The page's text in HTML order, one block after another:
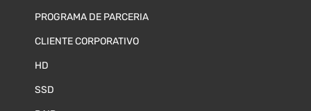
PROGRAMA DE PARCERIA
CLIENTE CORPORATIVO
HD
SSD